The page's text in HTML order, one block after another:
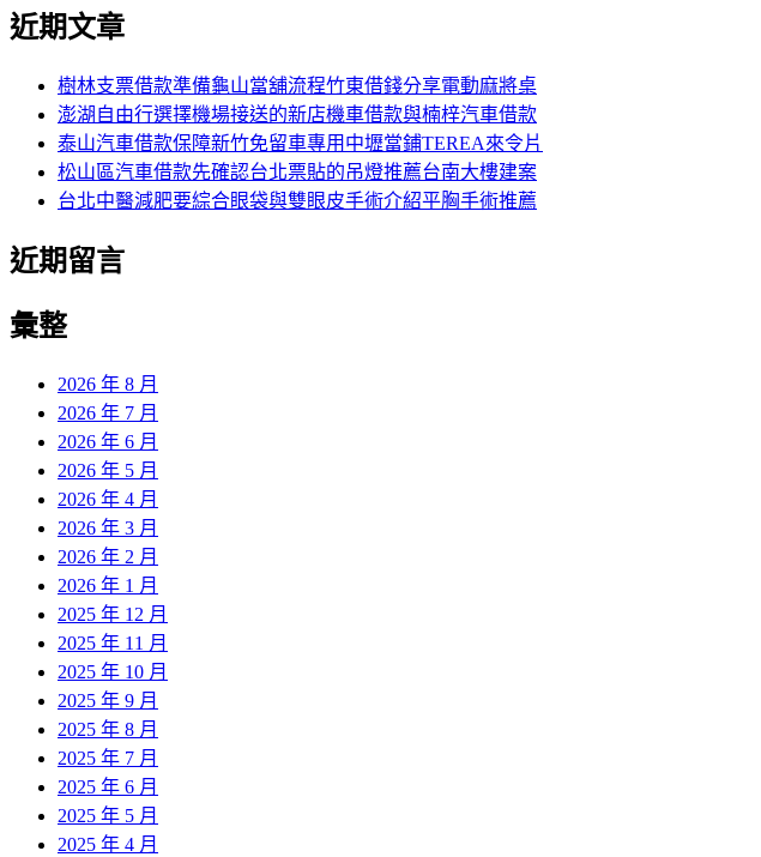
章:
關
近期文章
樹林支票借款準備龜山當舖流程竹東借錢分享電動麻將桌
澎湖自由行選擇機場接送的新店機車借款與楠梓汽車借款
泰山汽車借款保障新竹免留車專用中壢當鋪TEREA來令片
松山區汽車借款先確認台北票貼的吊燈推薦台南大樓建案
台北中醫減肥要綜合眼袋與雙眼皮手術介紹平胸手術推薦
近期留言
彙整
2026 年 8 月
2026 年 7 月
2026 年 6 月
2026 年 5 月
2026 年 4 月
2026 年 3 月
2026 年 2 月
2026 年 1 月
2025 年 12 月
2025 年 11 月
2025 年 10 月
2025 年 9 月
2025 年 8 月
2025 年 7 月
2025 年 6 月
2025 年 5 月
2025 年 4 月